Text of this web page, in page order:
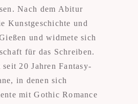
Nach dem Abitur
Kunstgeschichte und
und widmete sich
für das Schreiben.
seit 20 Jahren Fantasy-
in denen sich
mit Gothic Romance